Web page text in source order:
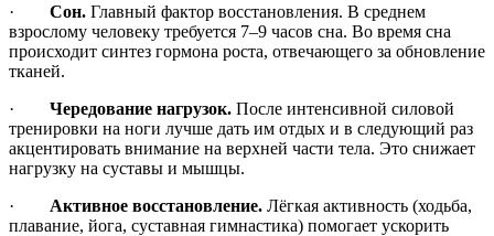
· Сон. Главный фактор восстановления. В среднем
взрослому человеку требуется 7–9 часов сна. Во время сна
происходит синтез гормона роста, отвечающего за обновление
тканей.
· Чередование нагрузок. После интенсивной силовой
тренировки на ноги лучше дать им отдых и в следующий раз
акцентировать внимание на верхней части тела. Это снижает
нагрузку на суставы и мышцы.
· Активное восстановление. Лёгкая активность (ходьба,
плавание, йога, суставная гимнастика) помогает ускорить